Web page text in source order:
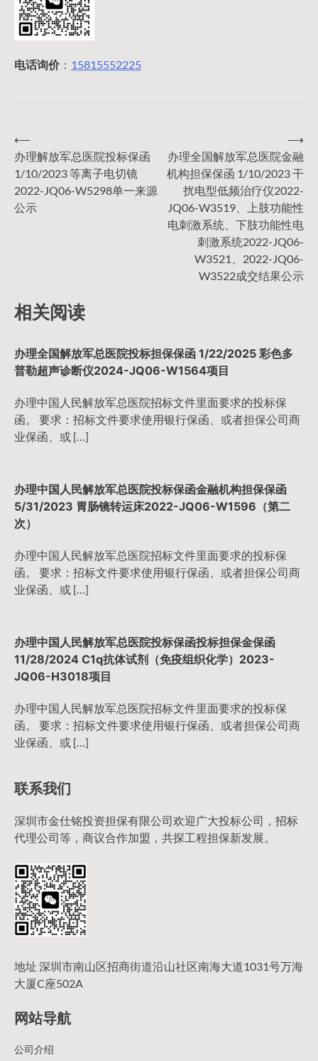
电话询价： 15815552225
文
章
⟵
办理解放军总医院投标保函
1/10/2023 等离子电切镜
2022-JQ06-W5298单一来源
公示
办理全国解放军总医院金融
机构担保保函 1/10/2023 干
扰电型低频治疗仪2022-
JQ06-W3519、上肢功能性
电刺激系统、下肢功能性电
刺激系统2022-JQ06-
W3521、2022-JQ06-
W3522成交结果公示
⟶
相关阅读
办理全国解放军总医院投标担保保函 1/22/2025 彩色多
普勒超声诊断仪2024-JQ06-W1564项目
办理中国人民解放军总医院招标文件里面要求的投标保
函。 要求：招标文件要求使用银行保函、或者担保公司商
业保函、或 […]
办理中国人民解放军总医院投标保函金融机构担保保函
5/31/2023 胃肠镜转运床2022-JQ06-W1596（第二
次）
办理中国人民解放军总医院招标文件里面要求的投标保
函。 要求：招标文件要求使用银行保函、或者担保公司商
业保函、或 […]
办理中国人民解放军总医院投标保函投标担保金保函
11/28/2024 C1q抗体试剂（免疫组织化学）2023-
JQ06-H3018项目
办理中国人民解放军总医院招标文件里面要求的投标保
函。 要求：招标文件要求使用银行保函、或者担保公司商
业保函、或 […]
联系我们
深圳市金仕铭投资担保有限公司欢迎广大投标公司，招标
代理公司等，商议合作加盟，共探工程担保新发展。
地址 深圳市南山区招商街道沿山社区南海大道1031号万海
大厦C座502A
网站导航
公司介绍